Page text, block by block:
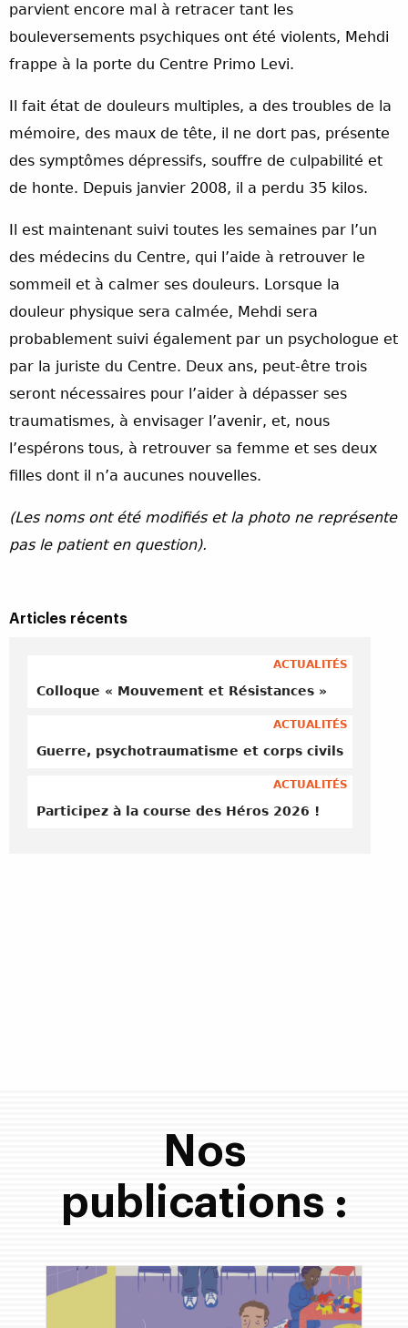
parvient encore mal à retracer tant les
bouleversements psychiques ont été violents, Mehdi
frappe à la porte du Centre Primo Levi.
Il fait état de douleurs multiples, a des troubles de la
mémoire, des maux de tête, il ne dort pas, présente
des symptômes dépressifs, souffre de culpabilité et
de honte. Depuis janvier 2008, il a perdu 35 kilos.
Il est maintenant suivi toutes les semaines par l’un
des médecins du Centre, qui l’aide à retrouver le
sommeil et à calmer ses douleurs. Lorsque la
douleur physique sera calmée, Mehdi sera
probablement suivi également par un psychologue et
par la juriste du Centre. Deux ans, peut-être trois
seront nécessaires pour l’aider à dépasser ses
traumatismes, à envisager l’avenir, et, nous
l’espérons tous, à retrouver sa femme et ses deux
filles dont il n’a aucunes nouvelles.
(Les noms ont été modifiés et la photo ne représente
pas le patient en question).
Articles récents
ACTUALITÉS
Colloque « Mouvement et Résistances »
ACTUALITÉS
Guerre, psychotraumatisme et corps civils
ACTUALITÉS
Participez à la course des Héros 2026 !
Nos
publications :